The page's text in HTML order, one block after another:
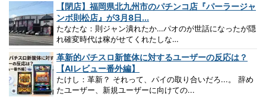
【閉店】福岡県北九州市のパチンコ店『パーラージャ
ンボ則松店』が3月8日...
たなたな：則ジャン潰れたか…パオのが世話になったが隠
れ確変時代は稼がせてくれたしな…
革新的パチスロ新筐体に対するユーザーの反応は？
【AIレビュー番外編】
たけし：革新？ それって、パイの取り合いだろ...。 辞め
たユーザー、新規ユーザーに向けての...